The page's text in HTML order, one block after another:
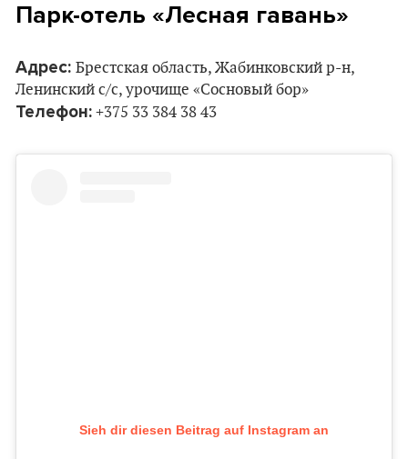
Парк-отель «Лесная гавань»
Адрес: Брестская область, Жабинковский р-н,
Ленинский с/с, урочище «Сосновый бор»
Телефон: +375 33 384 38 43
Sieh dir diesen Beitrag auf Instagram an